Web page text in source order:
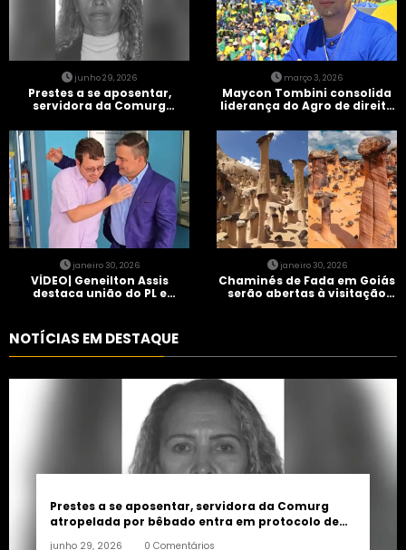
junho 29, 2026
Prestes a se aposentar,
servidora da Comurg
entra em protocolo de
morte encefálica
março 3, 2026
Maycon Tombini consolida
liderança do Agro de direita
Brasil” em Goiânia
janeiro 30, 2026
VÍDEO| Geneilton Assis
destaca união do PL e
janeiro 30, 2026
Chaminés de Fada em Goiás
serão abertas à visitação
NOTÍCIAS EM DESTAQUE
Prestes a se aposentar, servidora da Comurg
atropelada por bêbado entra em protocolo de
junho 29, 2026 0 Comentários